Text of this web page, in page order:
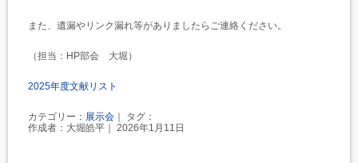
また、遺漏やリンク漏れ等がありましたらご連絡ください。
（担当：HP部会 大堀）
2025年度文献リスト
カテゴリー： 展示会 ｜ タグ：
作成者：大堀皓平｜ 2026年1月11日